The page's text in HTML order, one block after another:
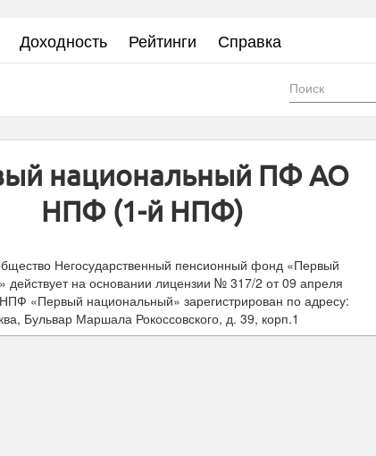
Доходность Рейтинги Справка
Форма
поиска
национальный ПФ АО
НПФ (1-й НПФ)
Негосударственный пенсионный фонд «Первый
действует на основании лицензии № 317/2 от09 апреля
«Первый национальный» зарегистрирован по адресу:
Бульвар Маршала Рокоссовского, д. 39, корп.1